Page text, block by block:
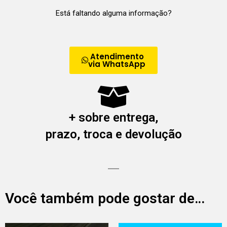
Está faltando alguma informação?
Atendimento
via WhatsApp
+ sobre entrega,
prazo, troca e devolução
Você também pode gostar de…